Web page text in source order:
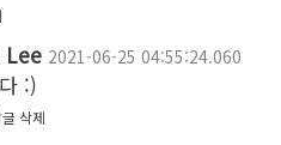
Lee 2021-06-25 04:55:24.060
:)
삭제